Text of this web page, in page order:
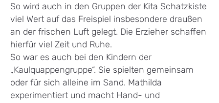
So wird auch in den Gruppen der Kita Schatzkiste
viel Wert auf das Freispiel insbesondere draußen
an der frischen Luft gelegt. Die Erzieher schaffen
hierfür viel Zeit und Ruhe.
So war es auch bei den Kindern der
„Kaulquappengruppe“. Sie spielten gemeinsam
oder für sich alleine im Sand. Mathilda
experimentiert und macht Hand- und